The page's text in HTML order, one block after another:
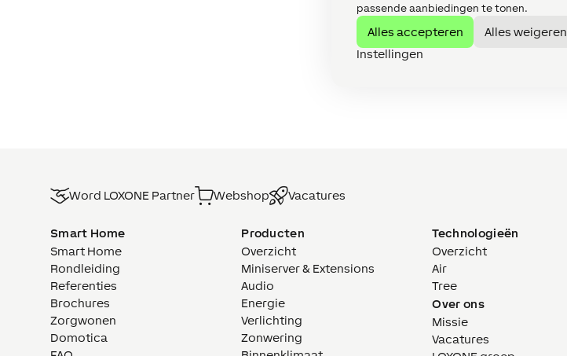
passende aanbiedingen te tonen.
Alles accepteren
Alles weigeren
Instellingen
Word LOXONE Partner Webshop Vacatures
Smart Home
Smart Home
Rondleiding
Referenties
Brochures
Zorgwonen
Domotica
Producten
Overzicht
Miniserver & Extensions
Audio
Energie
Verlichting
Zonwering
Technologieën
Overzicht
Air
Tree
Over ons
Missie
Vacatures